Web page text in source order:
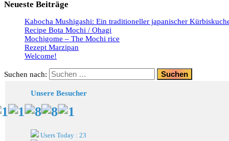
Neueste Beiträge
Kabocha Mushigashi: Ein traditioneller japanischer
Recipe Bota Mochi / Ohagi
Mochigome – The Mochi rice
Rezept Marzipan
Welcome!
Suchen nach:
Unsere Besucher
Users Today : 23